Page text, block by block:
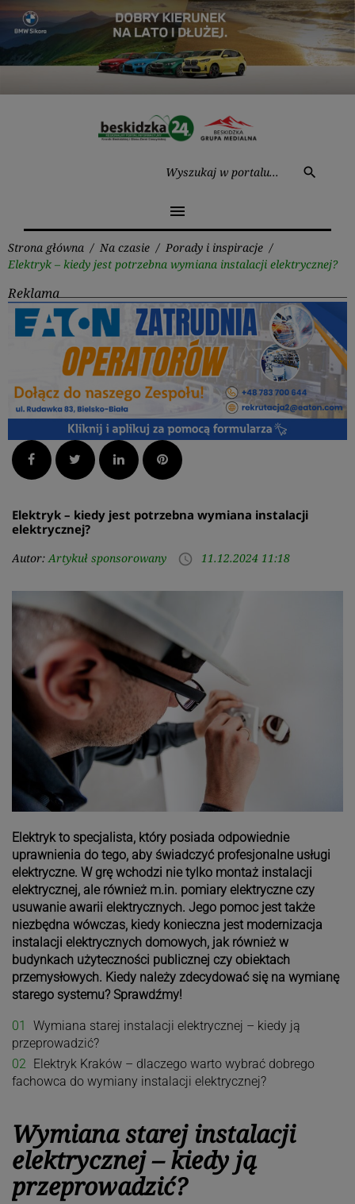
Przejdź
treści
search
menu
Strona główna / Na czasie / Porady i inspiracje /
Elektryk – kiedy jest potrzebna wymiana instalacji elektrycznej?
Reklama
Facebook Twitter LinkedInPinterest
Elektryk – kiedy jest potrzebna wymiana instalacji
elektrycznej?
Autor: Artykuł sponsorowany access_time 11.12.2024 11:18
Elektryk to specjalista, który posiada odpowiednie
uprawnienia do tego, aby świadczyć profesjonalne usługi
elektryczne. W grę wchodzi nie tylko montaż instalacji
elektrycznej, ale również m.in. pomiary elektryczne czy
usuwanie awarii elektrycznych. Jego pomoc jest także
niezbędna wówczas, kiedy konieczna jest modernizacja
instalacji elektrycznych domowych, jak również w
budynkach użyteczności publicznej czy obiektach
przemysłowych. Kiedy należy zdecydować się na wymianę
starego systemu? Sprawdźmy!
Wymiana starej instalacji elektrycznej – kiedy ją
przeprowadzić?
Elektryk Kraków – dlaczego warto wybrać dobrego
fachowca do wymiany instalacji elektrycznej?
Wymiana starej instalacji
elektrycznej – kiedy ją
przeprowadzić?